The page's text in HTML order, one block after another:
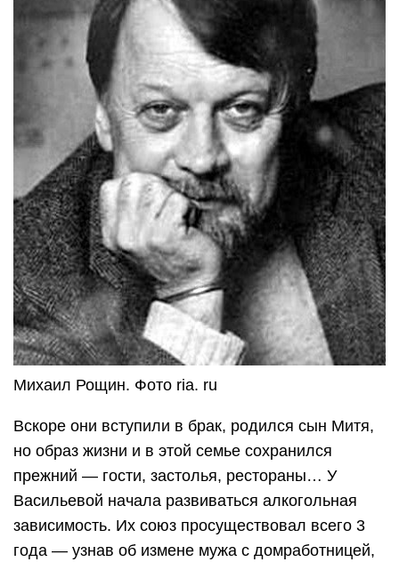
Михаил Рощин. Фото ria. ru
Вскоре они вступили в брак, родился сын Митя,
но образ жизни и в этой семье сохранился
прежний — гости, застолья, рестораны… У
Васильевой начала развиваться алкогольная
зависимость. Их союз просуществовал всего 3
года — узнав об измене мужа с домработницей,